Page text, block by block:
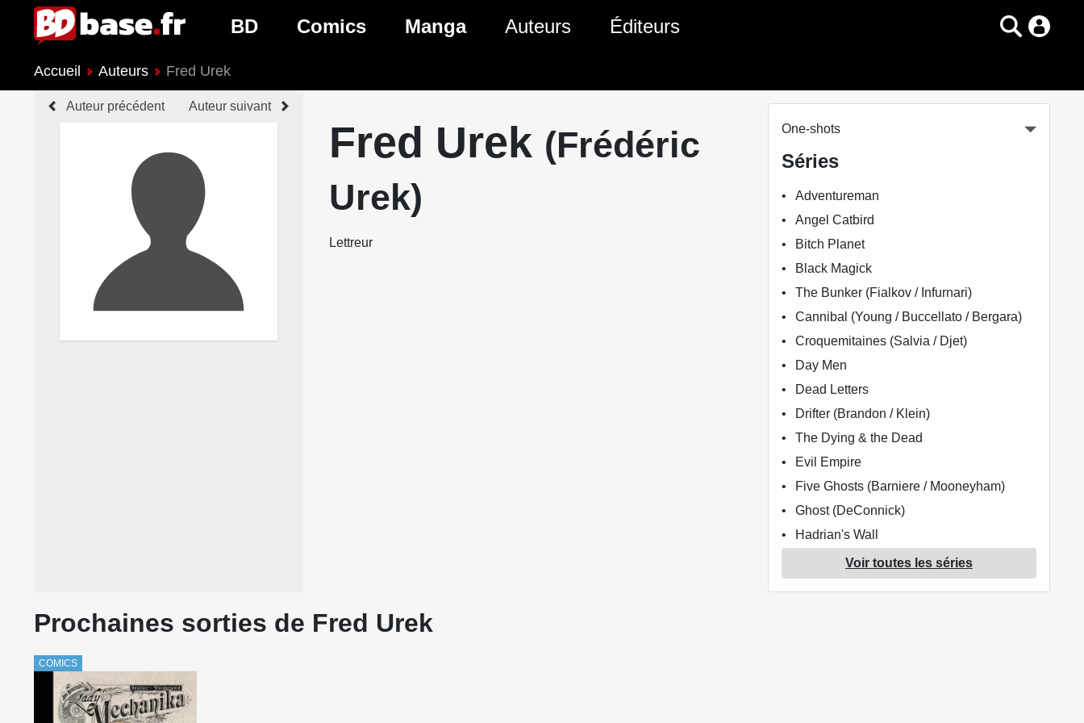
BD
Prochaines sorties BD
Comics
Genres Comics
Manga
Genres Manga
Auteurs Éditeurs
Accueil Auteurs Fred Urek
Auteur précédent Auteur suivant
Fred Urek (Frédéric
Urek)
Lettreur
One-shots
Séries
Adventureman
Angel Catbird
Bitch Planet
Black Magick
The Bunker (Fialkov / Infurnari)
Cannibal (Young / Buccellato / Bergara)
Croquemitaines (Salvia / Djet)
Day Men
Dead Letters
Drifter (Brandon / Klein)
The Dying & the Dead
Evil Empire
Five Ghosts (Barniere / Mooneyham)
Ghost (DeConnick)
Hadrian's Wall
Harrow County
Riverdale présente Jughead
Voir toutes les séries
Prochaines sorties de Fred Urek
COMICS